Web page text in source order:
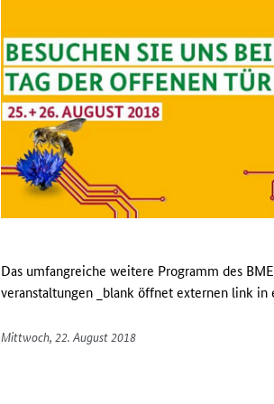
Das umfangreiche weitere Programm des
veranstaltungen _blank öffnet externen link
Mittwoch, 22. August 2018